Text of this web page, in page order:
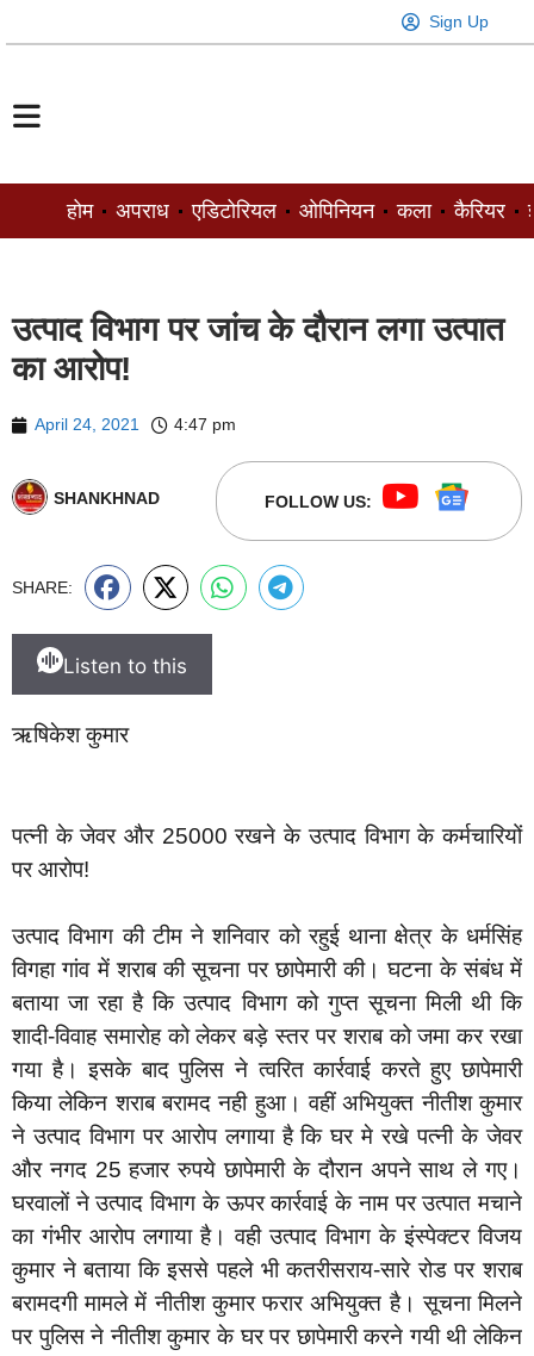
Sign Up
होम अपराध एडिटोरियल ओपिनियन कला कैरियर
उत्पाद विभाग पर जांच के दौरान लगा उत्पात
का आरोप!
April 24, 2021 4:47 pm
SHANKHNAD FOLLOW US:
SHARE:
Listen to this
ऋषिकेश कुमार
पत्नी के जेवर और 25000 रखने के उत्पाद विभाग के कर्मचारियों
पर आरोप!
उत्पाद विभाग की टीम ने शनिवार को रहुई थाना क्षेत्र के धर्मसिंह
विगहा गांव में शराब की सूचना पर छापेमारी की। घटना के संबंध में
बताया जा रहा है कि उत्पाद विभाग को गुप्त सूचना मिली थी कि
शादी-विवाह समारोह को लेकर बड़े स्तर पर शराब को जमा कर रखा
गया है। इसके बाद पुलिस ने त्वरित कार्रवाई करते हुए छापेमारी
किया लेकिन शराब बरामद नही हुआ। वहीं अभियुक्त नीतीश कुमार
ने उत्पाद विभाग पर आरोप लगाया है कि घर मे रखे पत्नी के जेवर
और नगद 25 हजार रुपये छापेमारी के दौरान अपने साथ ले गए।
घरवालों ने उत्पाद विभाग के ऊपर कार्रवाई के नाम पर उत्पात मचाने
का गंभीर आरोप लगाया है। वही उत्पाद विभाग के इंस्पेक्टर विजय
कुमार ने बताया कि इससे पहले भी कतरीसराय-सारे रोड पर शराब
बरामदगी मामले में नीतीश कुमार फरार अभियुक्त है। सूचना मिलने
पर पुलिस ने नीतीश कुमार के घर पर छापेमारी करने गयी थी लेकिन